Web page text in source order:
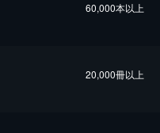
60,000本以上
20,000冊以上